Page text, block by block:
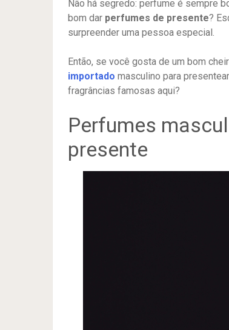
Não há segredo: perfume é sempre
bom dar perfumes de presente?
surpreender uma pessoa especial.
Então, se você gosta de um bom
importado masculino para
fragrâncias famosas aqui?
Perfumes
presente